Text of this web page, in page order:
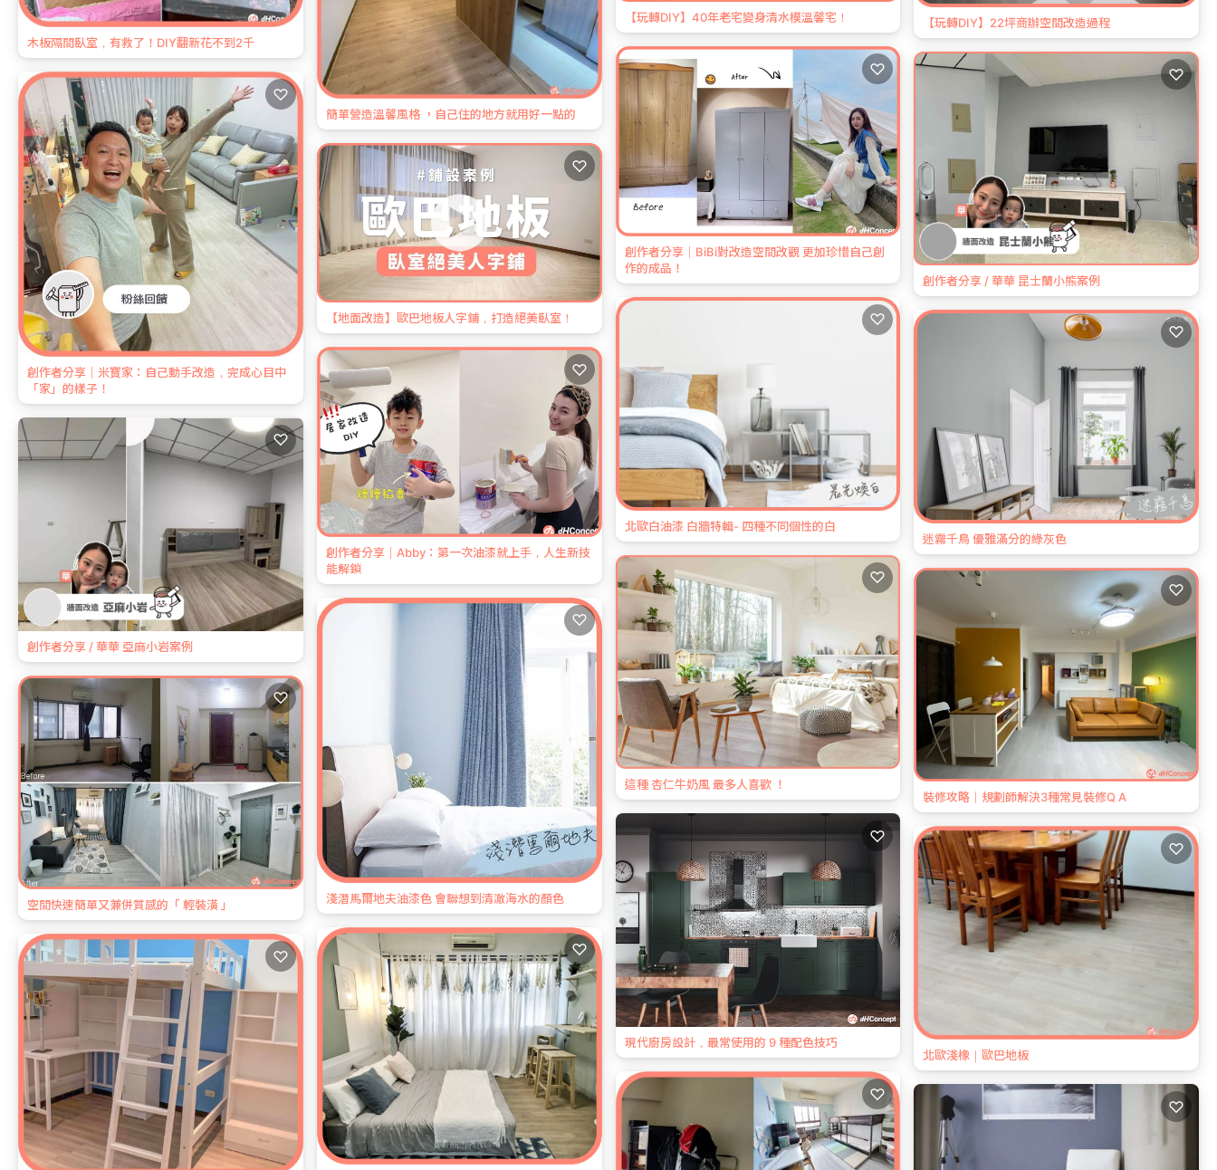
簡單營造溫馨風格 ，自己住的地方就用好一點的
木板隔間臥室，有救了！DIY翻新花不到2千
【地面改造】歐巴地板人字鋪，打造絕美臥室！
♡
【玩轉DIY】40年老宅變身清水模溫馨宅！ 【玩轉DIY】22坪商辦空間改造過程
創作者分享｜米寶家：自己動手改造，完成心目中
「家」的樣子！
♡
創作者分享｜Abby：第一次油漆就上手，人生新技
能解鎖
♡
創作者分享｜BiBi對改造空間改觀 更加珍惜自己創
作的成品！
♡
創作者分享 / 華華 昆士蘭小熊案例
♡
創作者分享 / 華華 亞麻小岩案例
♡
淺潛馬爾地夫油漆色 會聯想到清澈海水的顏色
♡
北歐白油漆 白牆特輯- 四種不同個性的白
♡
迷霧千鳥 優雅滿分的綠灰色
♡
空間快速簡單又兼併質感的「 輕裝潢 」
♡
♡
這種 杏仁牛奶風 最多人喜歡 ！
♡
裝修攻略｜規劃師解決3種常見裝修Q A
♡
♡
現代廚房設計，最常使用的 9 種配色技巧
♡
北歐淺橡｜歐巴地板
♡
♡
♡